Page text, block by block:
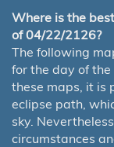
Where is the
of 04/22/2126?
The following
for the day of
these maps, it is
eclipse path,
sky.
circumstances